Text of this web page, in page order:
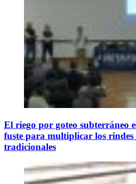
El riego por goteo subterráneo
fuste para multiplicar los rindes
tradicionales